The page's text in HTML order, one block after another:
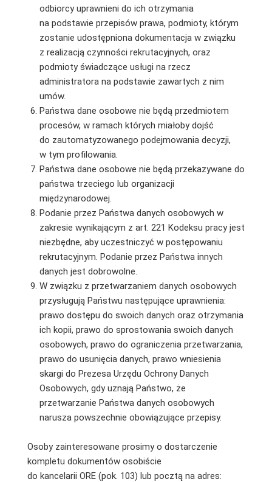
odbiorcy uprawnieni do ich otrzymania
na podstawie przepisów prawa, podmioty, którym
zostanie udostępniona dokumentacja w związku
z realizacją czynności rekrutacyjnych, oraz
podmioty świadczące usługi na rzecz
administratora na podstawie zawartych z nim
umów.
Państwa dane osobowe nie będą przedmiotem
procesów, w ramach których miałoby dojść
do zautomatyzowanego podejmowania decyzji,
w tym proﬁlowania.
Państwa dane osobowe nie będą przekazywane do
państwa trzeciego lub organizacji
międzynarodowej.
Podanie przez Państwa danych osobowych w
zakresie wynikającym z art. 221 Kodeksu pracy jest
niezbędne, aby uczestniczyć w postępowaniu
rekrutacyjnym. Podanie przez Państwa innych
danych jest dobrowolne.
W związku z przetwarzaniem danych osobowych
przysługują Państwu następujące uprawnienia:
prawo dostępu do swoich danych oraz otrzymania
ich kopii, prawo do sprostowania swoich danych
osobowych, prawo do ograniczenia przetwarzania,
prawo do usunięcia danych, prawo wniesienia
skargi do Prezesa Urzędu Ochrony Danych
Osobowych, gdy uznają Państwo, że
przetwarzanie Państwa danych osobowych
narusza powszechnie obowiązujące przepisy.
Osoby zainteresowane prosimy o dostarczenie
kompletu dokumentów osobiście
do kancelarii ORE (pok. 103) lub pocztą na adres: